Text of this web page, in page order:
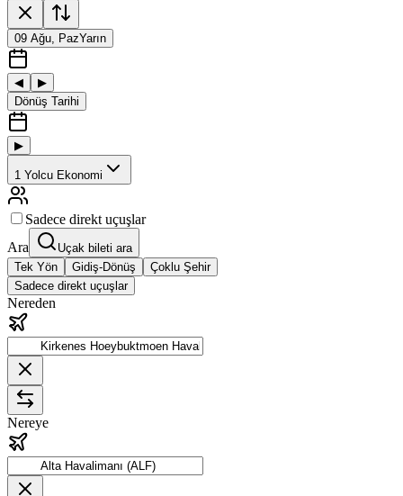
09 Ağu, PazYarın
◀
▶
Dönüş Tarihi
▶
1 Yolcu Ekonomi
Sadece direkt uçuşlar
Ara
Uçak bileti ara
Tek Yön
Gidiş-Dönüş
Çoklu Şehir
Sadece direkt uçuşlar
Nereden
Nereye